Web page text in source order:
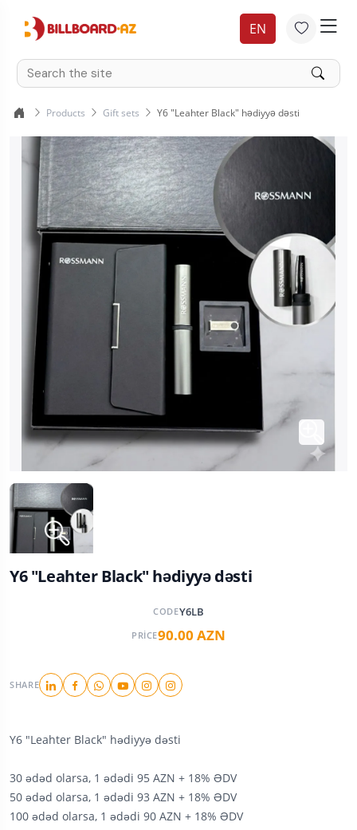
EN
Products Gift sets Y6 "Leahter Black" hədiyyə dəsti
Y6 "Leahter Black" hədiyyə dəsti
CODEY6LB
PRICE90.00 AZN
SHARE
Y6 "Leahter Black" hədiyyə dəsti
30 ədəd olarsa, 1 ədədi 95 AZN + 18% ƏDV
50 ədəd olarsa, 1 ədədi 93 AZN + 18% ƏDV
100 ədəd olarsa, 1 ədədi 90 AZN + 18% ƏDV